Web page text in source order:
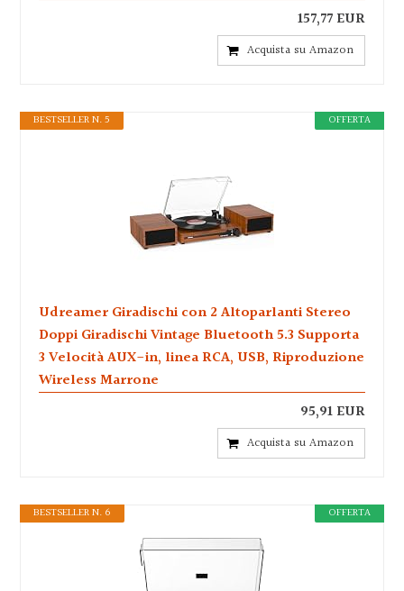
157,77 EUR
Acquista su Amazon
OFFERTA
BESTSELLER N. 5
Udreamer Giradischi con 2 Altoparlanti Stereo
Doppi Giradischi Vintage Bluetooth 5.3 Supporta
3 Velocità AUX-in, linea RCA, USB, Riproduzione
Wireless Marrone
95,91 EUR
Acquista su Amazon
OFFERTA
BESTSELLER N. 6